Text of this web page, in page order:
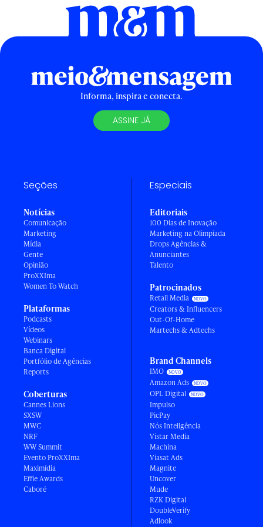
Informa, inspira e conecta.
ASSINE JÁ
Seções
Notícias
Comunicação
Marketing
Mídia
Gente
Opinião
ProXXIma
Women To Watch
Plataformas
Podcasts
Vídeos
Webinars
Banca Digital
Portfólio de Agências
Reports
Coberturas
Cannes Lions
SXSW
MWC
NRF
WW Summit
Evento ProXXIma
Maximídia
Effie Awards
Caboré
Especiais
Editoriais
100 Dias de Inovação
Marketing na Olimpíada
Drops Agências &
Anunciantes
Talento
Patrocinados
Retail Media
Creators & Influencers
Out-Of-Home
Martechs & Adtechs
Brand Channels
IMO
Amazon Ads
OPL Digital
Impulso
PicPay
Nós Inteligência
Vistar Media
Machina
Viasat Ads
Magnite
Uncover
Mude
RZK Digital
DoubleVerify
Adlook